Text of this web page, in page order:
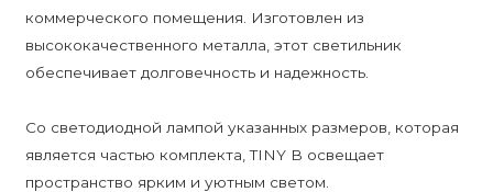
коммерческого помещения. Изготовлен из
высококачественного металла, этот светильник
обеспечивает долговечность и надежность.
Со светодиодной лампой указанных размеров, которая
является частью комплекта, TINY B освещает
пространство ярким и уютным светом.